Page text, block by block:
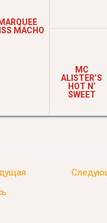
MARQUEE
MACHO
MC
ALISTER’S
HOT N’
SWEET